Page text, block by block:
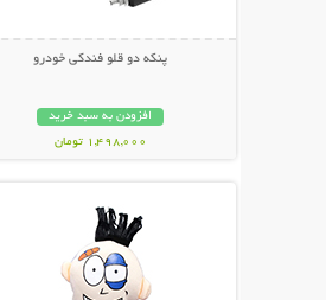
پنکه دو قلو فندکی خودرو
افزودن به سبد خرید
1,498,000 تومان